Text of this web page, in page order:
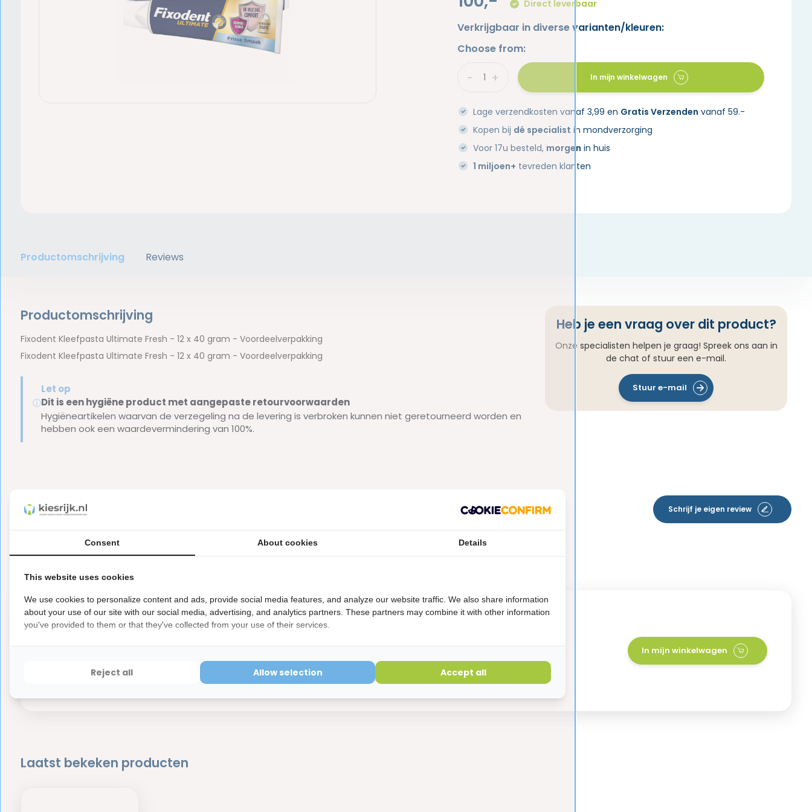
Direct leverbaar
Verkrijgbaar in diverse varianten/kleuren:
Choose from:
+
- In mijn winkelwagen
Lage verzendkosten vanaf 3,99 en Gratis Verzenden vanaf 59.-
Kopen bij dé specialist in mondverzorging
Voor 17u besteld, morgen in huis
1 miljoen+ tevreden klanten
Productomschrijving Reviews
Productomschrijving
Fixodent Kleefpasta Ultimate Fresh - 12 x 40 gram - Voordeelverpakking
Fixodent Kleefpasta Ultimate Fresh - 12 x 40 gram - Voordeelverpakking
ⓘ
Let op
Dit is een hygiëne product met aangepaste retourvoorwaarden
Hygiëneartikelen waarvan de verzegeling na de levering is verbroken kunnen niet geretourneerd worden en
hebben ook een waardevermindering van 100%.
Heb je een vraag over dit product?
Onze specialisten helpen je graag! Spreek ons aan in
de chat of stuur een e-mail.
Stuur e-mail
Schrijf je eigen review
Er zijn nog geen reviews geschreven over dit product..
100,-
Fixodent Kleefpasta Ultimate Fresh - 12 x 40
Direct leverbaar
In mijn winkelwagen
Laatst bekeken producten
Consent About cookies Details
This website uses cookies
We use cookies to personalize content and ads, provide social media features, and analyze our website traffic. We also share information
about your use of our site with our social media, advertising, and analytics partners. These partners may combine it with other information
you've provided to them or that they've collected from your use of their services.
Reject all Allow selection Accept all